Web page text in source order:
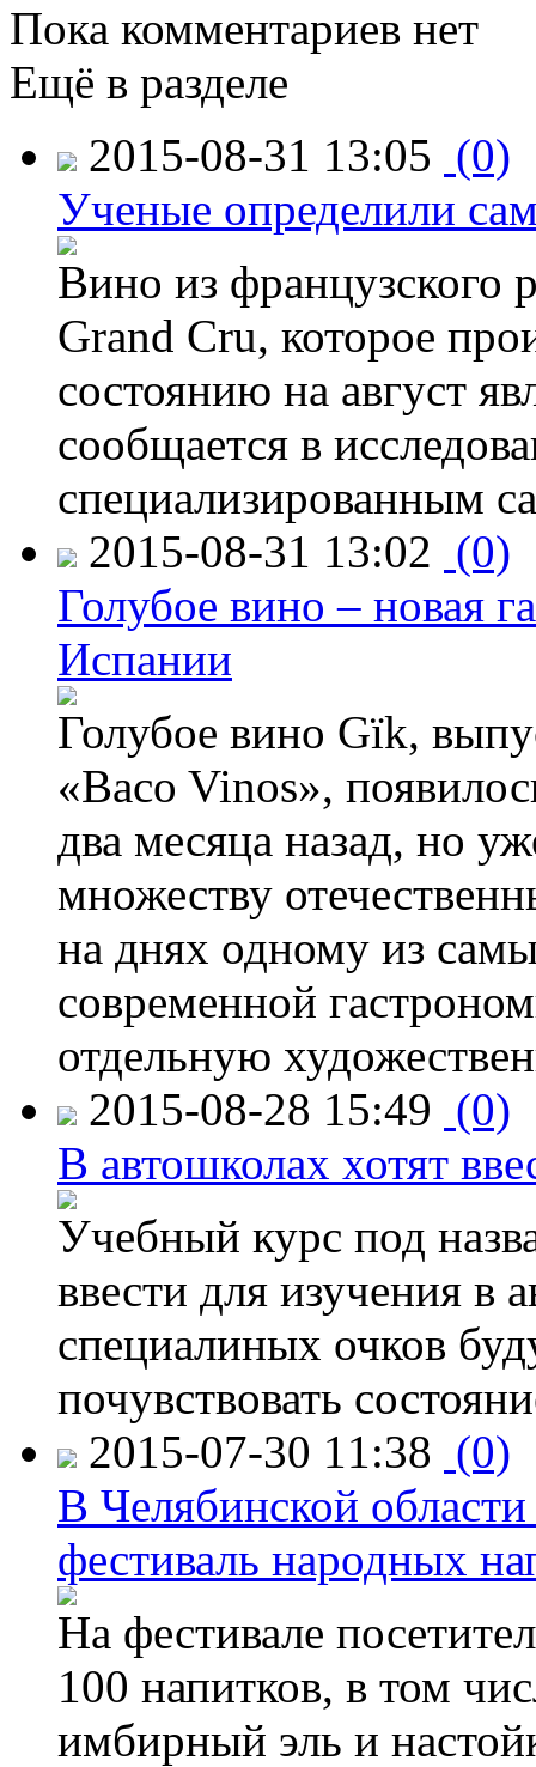
Пока комментариев нет
Ещё в разделе
2015-08-31 13:05 (0)
Ученые определили
Вино из французского
Grand Cru, которое
состоянию на август
сообщается в
специализированным
2015-08-31 13:02 (0)
Голубое вино – новая
Испании
Голубое вино Gïk,
«Baco Vinos»,
два месяца назад, но
множеству
на днях одному из
современной
отдельную
2015-08-28 15:49 (0)
В автошколах хотят
Учебный курс под
ввести для изучения
специалиных очков
почувствовать
2015-07-30 11:38 (0)
В Челябинской
фестиваль народных
На фестивале
100 напитков, в том
имбирный эль и